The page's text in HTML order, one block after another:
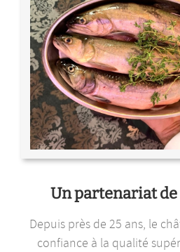
Un partenariat
Depuis près de 25 ans, le
confiance à la qualité